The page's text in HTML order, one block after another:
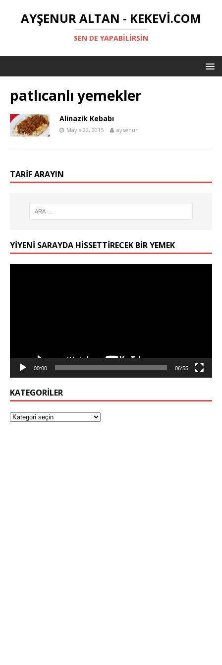
AYŞENUR ALTAN - KEKEVI.COM
SEN DE YAPABILIRSIN
patlıcanlı yemekler
Alinazik Kebabı
Mayıs 22, 2015 aysenur
TARIF ARAYIN
YIYENI SARAYDA HISSETTIRECEK BIR YEMEK
00:00 06:55
KATEGORILER